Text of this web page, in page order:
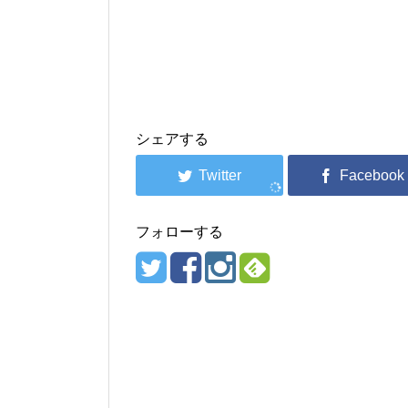
シェアする
フォローする